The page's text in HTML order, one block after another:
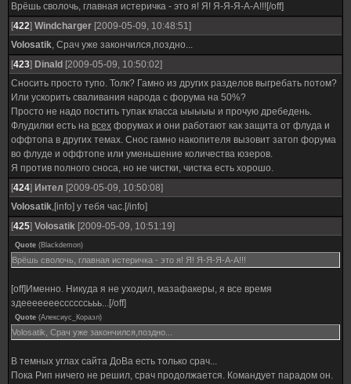
Врёшь сволочь, главная истеричка - это я! Я! Я-Я-Я-А-А!!![/off]
[422] Windcharger [2009-05-09, 10:48:51]
Volosatik, Срач уже закончился,поздно...
[423] Dinald [2009-05-09, 10:50:02]
Сносить просто тупо. Толк? Гамно из других разделов выгребать потом?
Или ускорить сваливания народа с форума на 50%?
Просто не надо постить тупак класса ыыыыы и прочую дребедень.
Флудилки есть на всех форумах и они работают как защита от флуда и
оффтопа в других темах. Снос гамно накопителя вызовит затоп форума
во флуде и оффтопе или уменьшение количества юзеров.
Я против полного сноса, но не чистки, чистка есть хорошо.
[424] Интел [2009-05-09, 10:50:08]
Volosatik,[info] у тебя час.[/info]
[425] Volosatik [2009-05-09, 10:51:19]
Quote (Blackdemon)
Врёшь сволочь, главная истеричка - это я! Я! Я-Я-Я-А-А!!!
[off]Именно. Никуда я не уходил, мазафакеры, я все время
здееееееессссссььь...[/off]
Quote (Алексиус_Кораэл)
Volosatik, Срач уже закончился,поздно...
В темных углах сайта ДоВа есть только срач...
Пока Рип ничего не решил, срач продолжается. Командует парадом он.